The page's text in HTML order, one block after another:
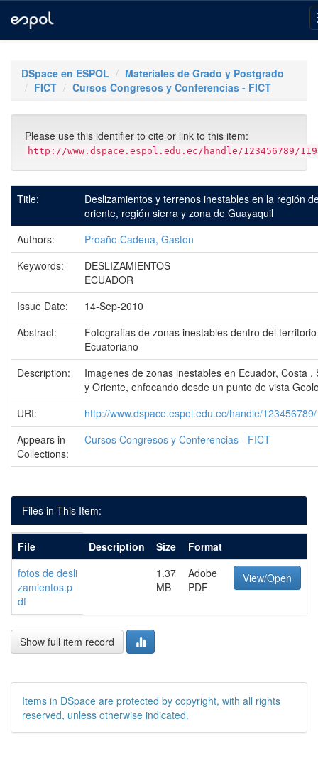
navigationDSpace en ESPOL
Materiales de Grado y Postgrado
FICT
Cursos Congresos y Conferencias - FICT
Please use this identifier to cite or link to this item:
http://www.dspace.espol.edu.ec/handle/123456789/
Title:
Deslizamientos y terrenos inestables en la región
oriente, región sierra y zona de Guayaquil
Authors:
Proaño Cadena, Gaston
Keywords:
DESLIZAMIENTOS
ECUADOR
Issue Date:
14-Sep-2010
Abstract:
Fotografias de zonas inestables dentro del territorio
Ecuatoriano
Description:
Imagenes de zonas inestables en Ecuador, Costa ,
y Oriente, enfocando desde un punto de vista
URI:
http://www.dspace.espol.edu.ec/handle/
Appears in
Collections:
Cursos Congresos y Conferencias - FICT
Files in This Item:
File Description Size
Format
fotos de desli
zamientos.p
df
1.37
MB
Adobe
PDF
View/Open
Show full item record
Items in DSpace are protected by copyright, with all rights
reserved, unless otherwise indicated.